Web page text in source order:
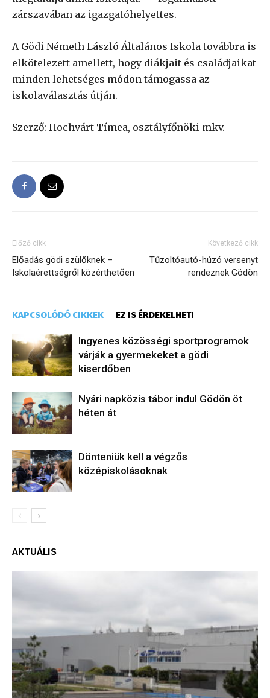
zárszavában az igazgatóhelyettes.
A Gödi Németh László Általános Iskola továbbra is
elkötelezett amellett, hogy diákjait és családjaikat
minden lehetséges módon támogassa az
iskolaválasztás útján.
Szerző: Hochvárt Tímea, osztályfőnöki mkv.
Előző cikk
Előadás gödi szülőknek –
Iskolaérettségről közérthetően
Következő cikk
Tűzoltóautó-húzó versenyt
rendeznek Gödön
KAPCSOLÓDÓ CIKKEK EZ IS ÉRDEKELHETI
Ingyenes közösségi sportprogramok
várják a gyermekeket a gödi
kiserdőben
Nyári napközis tábor indul Gödön öt
héten át
Dönteniük kell a végzős
középiskolásoknak
AKTUÁLIS